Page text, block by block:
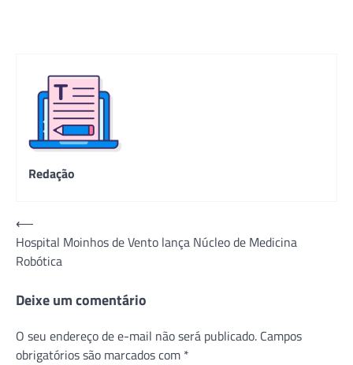
Redação
Navegação
de
Post
⟵
Hospital Moinhos de Vento lança Núcleo de Medicina
Robótica
Deixe um comentário
O seu endereço de e-mail não será publicado. Campos
obrigatórios são marcados com *